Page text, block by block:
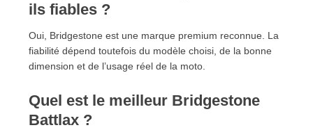
ils fiables ?
Oui, Bridgestone est une marque premium reconnue. La
fiabilité dépend toutefois du modèle choisi, de la bonne
dimension et de l’usage réel de la moto.
Quel est le meilleur Bridgestone
Battlax ?